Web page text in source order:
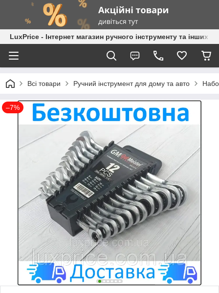
LuxPrice - Інтернет магазин ручного інструменту та інших
Всі товари Ручний інструмент для дому та авто
–7%